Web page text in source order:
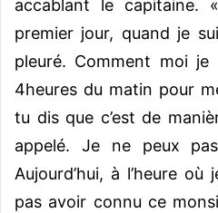
accablant le capitaine.
premier jour, quand je
pleuré. Comment moi
4heures du matin pour
tu dis que c’est de
appelé. Je ne peux
Aujourd’hui, à l’heure où
pas avoir connu ce